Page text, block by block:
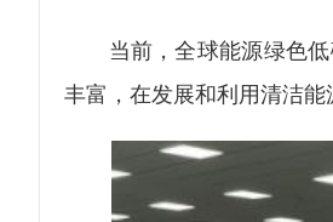
当前，全球能源绿色低
丰富，在发展和利用清洁能